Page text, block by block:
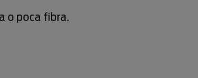
o poca fibra.